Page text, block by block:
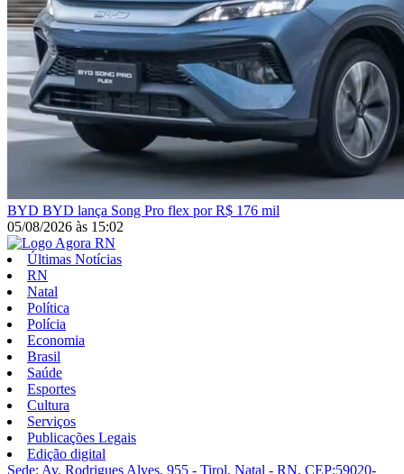
BYD BYD lança Song Pro flex por R$ 176 mil
05/08/2026 às 15:02
Últimas Notícias
RN
Natal
Política
Polícia
Economia
Brasil
Saúde
Esportes
Cultura
Serviços
Publicações Legais
Edição digital
Sede: Av. Rodrigues Alves, 955 - Tirol, Natal - RN, CEP:59020-